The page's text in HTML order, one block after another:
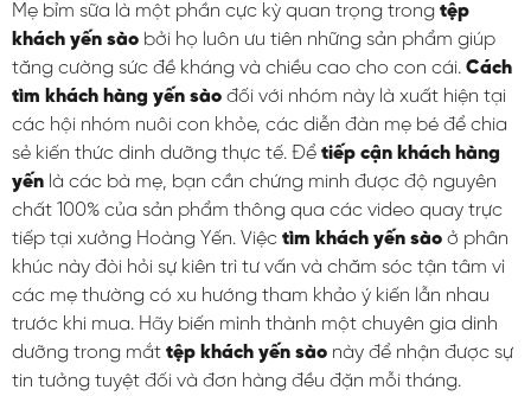
Mẹ bỉm sữa là một phần cực kỳ quan trọng trong tệp
khách yến sào bởi họ luôn ưu tiên những sản phẩm giúp
tăng cường sức đề kháng và chiều cao cho con cái. Cách
tìm khách hàng yến sào đối với nhóm này là xuất hiện tại
các hội nhóm nuôi con khỏe, các diễn đàn mẹ bé để chia
sẻ kiến thức dinh dưỡng thực tế. Để tiếp cận khách hàng
yến là các bà mẹ, bạn cần chứng minh được độ nguyên
chất 100% của sản phẩm thông qua các video quay trực
tiếp tại xưởng Hoàng Yến. Việc tìm khách yến sào ở phân
khúc này đòi hỏi sự kiên trì tư vấn và chăm sóc tận tâm vì
các mẹ thường có xu hướng tham khảo ý kiến lẫn nhau
trước khi mua. Hãy biến mình thành một chuyên gia dinh
dưỡng trong mắt tệp khách yến sào này để nhận được sự
tin tưởng tuyệt đối và đơn hàng đều đặn mỗi tháng.